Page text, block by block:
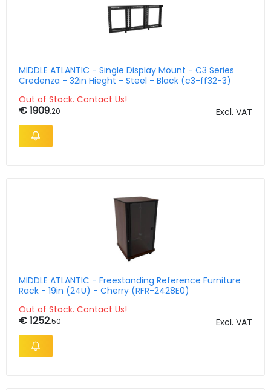
MIDDLE ATLANTIC - Single Display Mount - C3 Series
Credenza - 32in Hieght - Steel - Black (c3-ff32-3)
Out of Stock. Contact Us!
€ 1909.20 Excl. VAT
MIDDLE ATLANTIC - Freestanding Reference Furniture
Rack - 19in (24U) - Cherry (RFR-2428E0)
Out of Stock. Contact Us!
€ 1252.50 Excl. VAT